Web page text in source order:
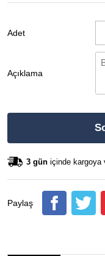
Adet
Açıklama
3 gün içinde kargoya
Paylaş